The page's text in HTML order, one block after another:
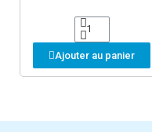
Ajouter au panier